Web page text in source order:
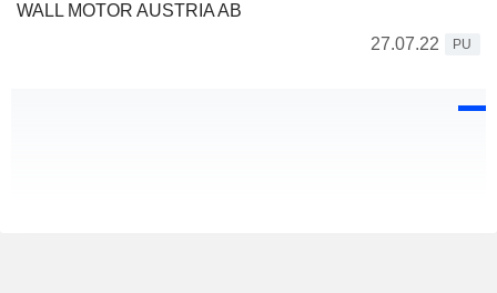
WALL MOTOR AUSTRIA AB
27.07.22
PU